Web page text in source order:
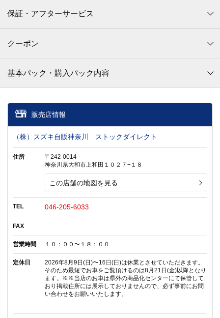
保証・アフターサービス
クーポン
基本パック・購入パック内容
販売店情報
（株）スズキ自販神奈川 ストックダイレクト
住所
〒242-0014
神奈川県大和市上和田１０２７−１８
この店舗の地図を見る
TEL 046-205-6033
FAX
営業時間 １０：００〜１８：００
定休日
2026年8月9日(日)〜16日(日)は休業とさせていただきます。
そのため最短でお車をご覧頂けるのは8月21日(金)以降となり
ます。※※当店のお車は県外の商品化センターにて保管して
おり掲載住所には展示しておりませんので、必ず事前にお問
い合わせをお願いいたします。